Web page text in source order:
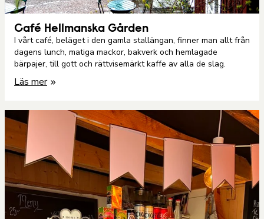
Café Hellmanska Gården
I vårt café, beläget i den gamla stallängan, finner man allt från
dagens lunch, matiga mackor, bakverk och hemlagade
bärpajer, till gott och rättvisemärkt kaffe av alla de slag.
Läs mer